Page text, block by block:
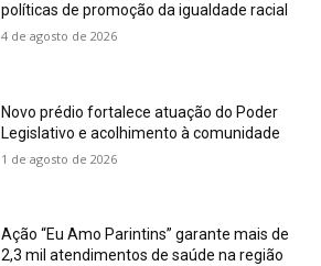
políticas de promoção da igualdade racial
4 de agosto de 2026
Novo prédio fortalece atuação do Poder
Legislativo e acolhimento à comunidade
1 de agosto de 2026
Ação “Eu Amo Parintins” garante mais de
2,3 mil atendimentos de saúde na região